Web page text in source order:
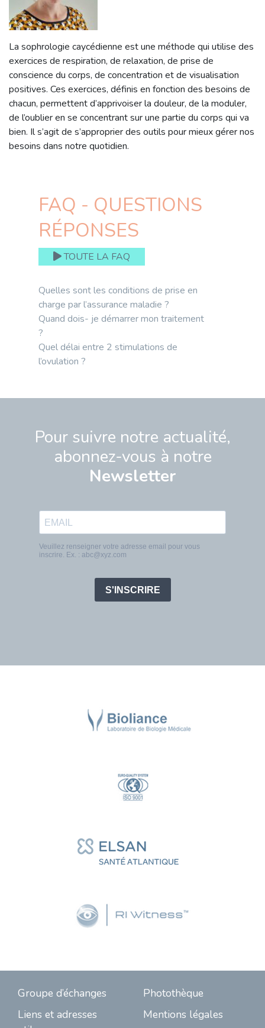
La sophrologie caycédienne est une méthode qui utilise des
exercices de respiration, de relaxation, de prise de
conscience du corps, de concentration et de visualisation
positives. Ces exercices, définis en fonction des besoins de
chacun, permettent d’apprivoiser la douleur, de la moduler,
de l’oublier en se concentrant sur une partie du corps qui va
bien. Il s’agit de s’approprier des outils pour mieux gérer nos
besoins dans notre quotidien.
FAQ - QUESTIONS
RÉPONSES
TOUTE LA FAQ
Quelles sont les conditions de prise en
charge par l’assurance maladie ?
Quand dois- je démarrer mon traitement
?
Quel délai entre 2 stimulations de
l’ovulation ?
Pour suivre notre actualité,
abonnez-vous à notre
Newsletter
Groupe d’échanges
Liens et adresses
Photothèque
Mentions légales